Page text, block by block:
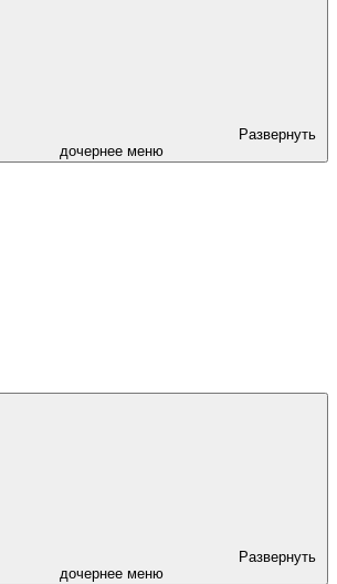
Развернуть
дочернее меню
Развернуть
дочернее меню